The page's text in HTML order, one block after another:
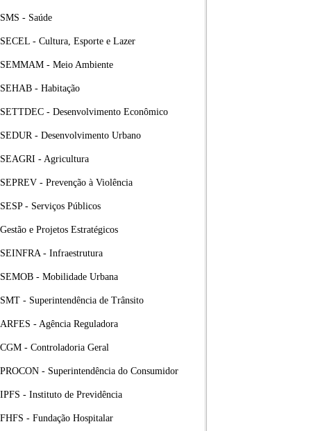
SMS - Saúde
SECEL - Cultura, Esporte e Lazer
SEMMAM - Meio Ambiente
SEHAB - Habitação
SETTDEC - Desenvolvimento Econômico
SEDUR - Desenvolvimento Urbano
SEAGRI - Agricultura
SEPREV - Prevenção à Violência
SESP - Serviços Públicos
Gestão e Projetos Estratégicos
SEINFRA - Infraestrutura
SEMOB - Mobilidade Urbana
SMT - Superintendência de Trânsito
ARFES - Agência Reguladora
CGM - Controladoria Geral
PROCON - Superintendência do Consumidor
IPFS - Instituto de Previdência
FHFS - Fundação Hospitalar